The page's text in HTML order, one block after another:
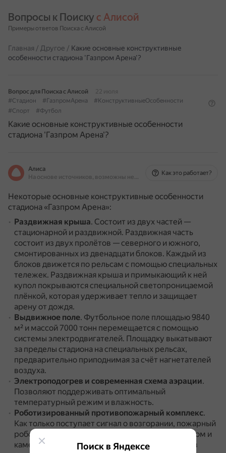
Вопросы к Поиску с Алисой
Примеры ответов Поиска с Алисой
Главная / Другое / Какие основные конструктивные
особенности стадиона 'Газпром Арена'?
Вопрос для Поиска с Алисой
22 июля
#Стадион
#ГазпромАрена
#КонструктивныеОсобенности
#Спорт
#Футбол
Какие основные конструктивные особенности
стадиона 'Газпром Арена'?
Алиса
На основе источников, возможны неточности
Как это работает?
Некоторые основные конструктивные особенности
стадиона «Газпром Арена»:
Раздвижная крыша. Состоит из двух частей —
стационарной и раздвижной. Раздвижная часть
состоит из двух пролётов — северного и южного,
смонтированных из двенадцати блоков. Каждый из
блоков движется по рельсам с помощью специальных
тележек. Раздвижная крыша и примыкающий к ней
купол покрываются специальной светопроницаемой
плёнкой, которая удерживает тепло и защищает
арену от дождя.
Выдвижное поле. Футбольное поле площадью 9840
м² и массой 7000 тонн перемещается с помощью
системы электродвигателей. Площадку выкатывают
за пределы стадиона на специальных рельсах,
предварительно приподнимая за счёт нагнетателей
воздуха.
Электроподогрев и современная схема аэрации.
Позволяют поддерживать оптимальный
температурный режим и влажность.
Роботизированный противопожарный комплекс.
Как только поступает сигнал о возгорании, пожарный
робот, который оснащён ИК-датчиком со сканером и
камерой, выявляет очаг и производит тушение в
Поиск в Яндексе